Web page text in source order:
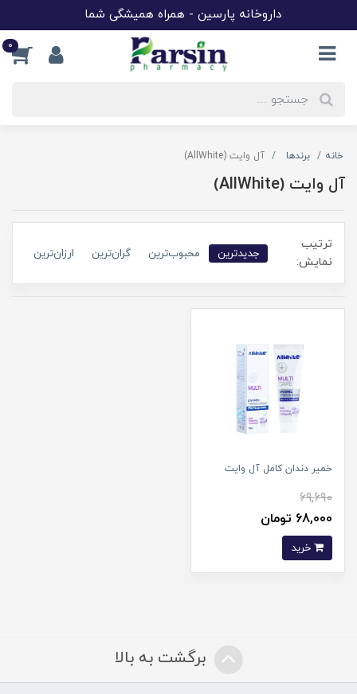
داروخانه پارسین - همراه همیشگی شما
0
خانه برندها آل وایت (AllWhite)
آل وایت (AllWhite)
ترتیب
نمایش:
جدیدترین محبوب‌ترین گران‌ترین ارزان‌ترین
خمیر دندان کامل آل وایت
69,690
68,000 تومان
برگشت به بالا